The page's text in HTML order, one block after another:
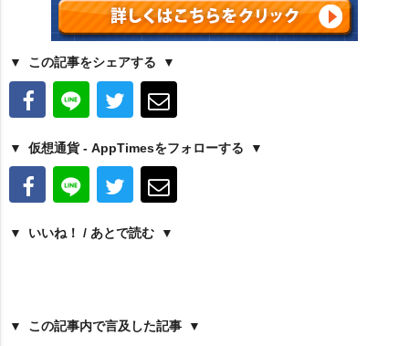
この記事をシェアする
仮想通貨 - AppTimesをフォローする
いいね！ / あとで読む
この記事内で言及した記事